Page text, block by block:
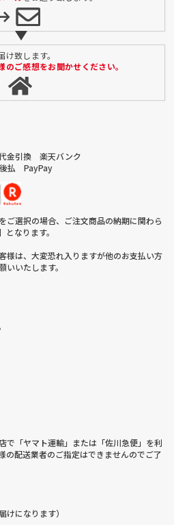
け致します。
のご感想をお聞かせください。
金引換 楽天バンク
払 PayPay
ご選択の場合、ご注文商品の納期に関わら
なります。
様は、大変恐れ入りますが他のお支払い方
いたします。
で「ヤマト運輸」または「佐川急便」を利
の配送業者のご指定はできませんのでご了
けになります）